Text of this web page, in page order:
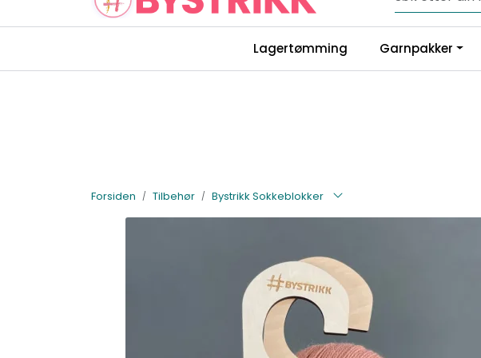
Skip to main content
Lagertømming Garnpakker
Forsiden Tilbehør Bystrikk Sokkeblokker